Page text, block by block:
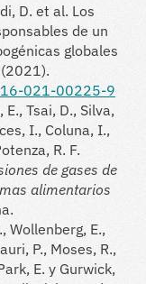
D. et al. Los
de un
globales
021-00225-9
Tsai, D., Silva,
I., Coluna, I.,
R. F.
de gases de
alimentarios
Wollenberg, E.,
P., Moses, R.,
E. y Gurwick,